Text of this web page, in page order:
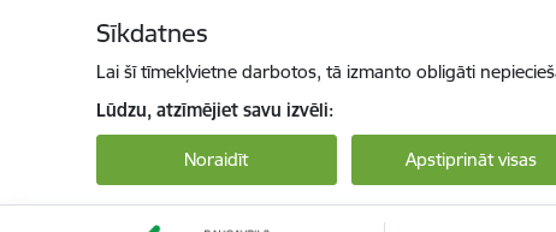
Sīkdatnes
Lai šī tīmekļvietne darbotos, tā izmanto obligāti
Lūdzu, atzīmējiet savu izvēli:
Noraidīt Apstiprināt visas